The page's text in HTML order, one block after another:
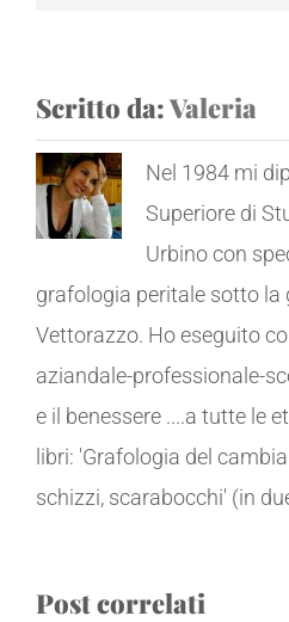
Scritto da:Valeria
Nel 1984 mi
Superiore di
Urbino con
grafologia peritale sotto la
Vettorazzo. Ho eseguito
aziandale-professionale-
e il benessere ....a tutte le
libri: 'Grafologia del
schizzi, scarabocchi' (in
Post correlati